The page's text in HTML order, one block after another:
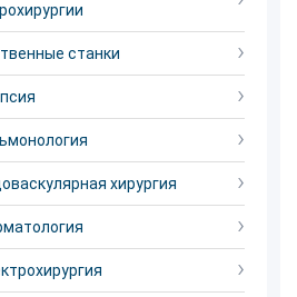
станки
хирургия